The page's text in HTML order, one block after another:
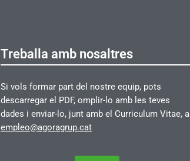
Treballa amb nosaltres
Si vols formar part del nostre equip, pots
descarregar el PDF, omplir-lo amb les teves
dades i enviar-lo, junt amb el Curriculum Vitae, a
empleo@agoragrup.cat